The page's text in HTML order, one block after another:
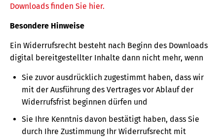
Downloads finden Sie hier.
Besondere Hinweise
Ein Widerrufsrecht besteht nach Beginn des Downloads
digital bereitgestellter Inhalte dann nicht mehr, wenn
Sie zuvor ausdrücklich zugestimmt haben, dass wir
mit der Ausführung des Vertrages vor Ablauf der
Widerrufsfrist beginnen dürfen und
Sie Ihre Kenntnis davon bestätigt haben, dass Sie
durch Ihre Zustimmung Ihr Widerrufsrecht mit